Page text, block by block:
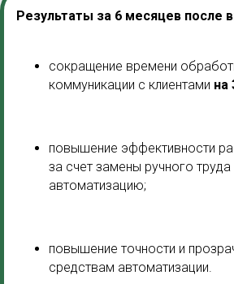
Результаты за 6 месяцев после
сокращение времени
коммуникации с клиентами на
повышение эффективности
за счет замены ручного труда
автоматизацию;
повышение точности и
средствам автоматизации.